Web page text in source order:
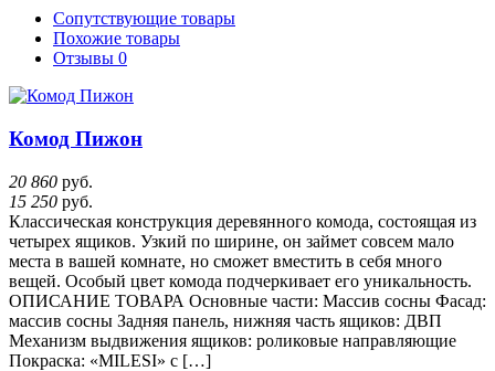
Сопутствующие товары
Похожие товары
Отзывы 0
Комод Пижон
20 860 руб.
15 250 руб.
Классическая конструкция деревянного комода, состоящая из
четырех ящиков. Узкий по ширине, он займет совсем мало
места в вашей комнате, но сможет вместить в себя много
вещей. Особый цвет комода подчеркивает его уникальность.
ОПИСАНИЕ ТОВАРА Основные части: Массив сосны Фасад:
массив сосны Задняя панель, нижняя часть ящиков: ДВП
Механизм выдвижения ящиков: роликовые направляющие
Покраска: «MILESI» с […]